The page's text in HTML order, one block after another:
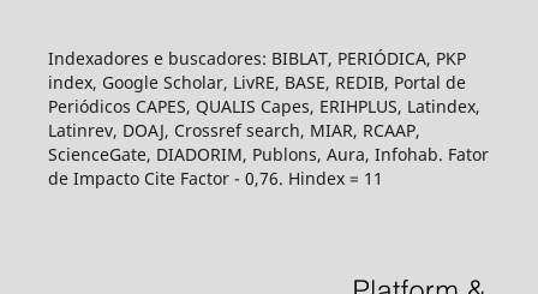
Indexadores e buscadores: BIBLAT, PERIÓDICA, PKP
index, Google Scholar, LivRE, BASE, REDIB, Portal de
Periódicos CAPES, QUALIS Capes, ERIHPLUS, Latindex,
Latinrev, DOAJ, Crossref search, MIAR, RCAAP,
ScienceGate, DIADORIM, Publons, Aura, Infohab. Fator
de Impacto Cite Factor - 0,76. Hindex = 11